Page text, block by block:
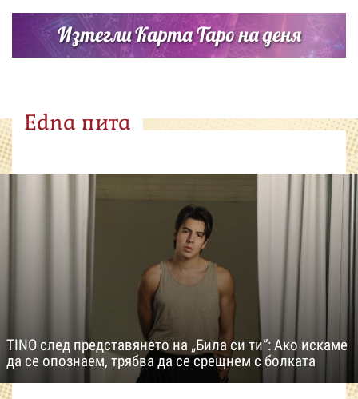
Изтегли Карта Таро на деня
Edna пита
TINO след представянето на „Била си ти“: Ако искаме
да се опознаем, трябва да се срещнем с болката